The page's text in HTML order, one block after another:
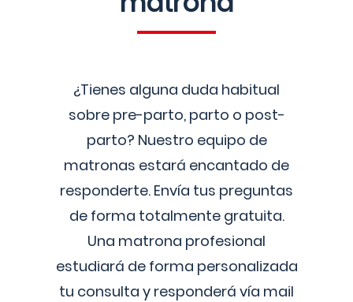
¿Tienes alguna duda habitual
sobre pre-parto, parto o post-
parto? Nuestro equipo de
matronas estará encantado de
responderte. Envía tus preguntas
de forma totalmente gratuita.
Una matrona profesional
estudiará de forma personalizada
tu consulta y responderá vía mail